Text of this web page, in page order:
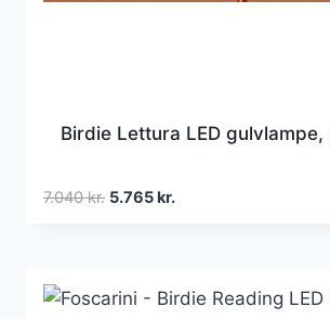
Birdie Lettura LED
7.040kr. Den
7.040 kr..
5.765kr.
5.765 kr..